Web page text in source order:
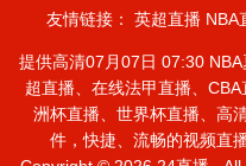
友情链接： 英超直播 NBA
提供高清07月07日 07:30
超直播、在线法甲直播、
洲杯直播、世界杯直播、高
件，快捷、流畅的视频直